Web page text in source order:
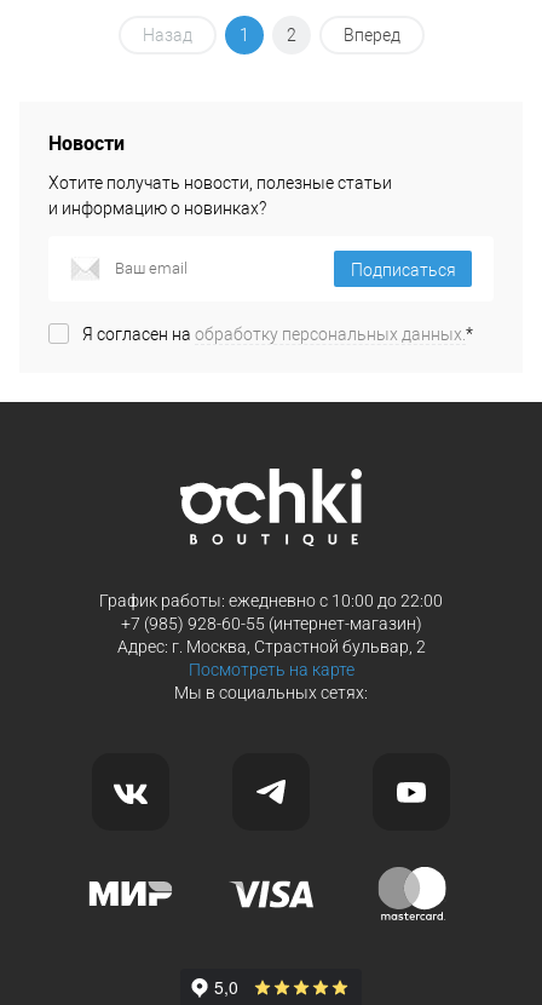
Назад 1 2 Вперед
Новости
Хотите получать новости, полезные статьи
и информацию о новинках?
Подписаться
Я согласен на обработку персональных данных.*
График работы: ежедневно с 10:00 до 22:00
+7 (985) 928-60-55 (интернет-магазин)
Адрес: г. Москва, Страстной бульвар, 2
Посмотреть на карте
Мы в социальных сетях: